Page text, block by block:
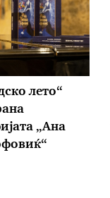
лето“
„Ана